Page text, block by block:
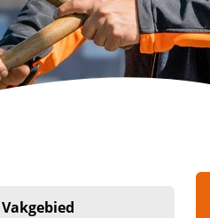
Vakgebied